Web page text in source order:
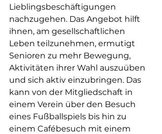
Lieblingsbeschäftigungen
nachzugehen. Das Angebot hilft
ihnen, am gesellschaftlichen
Leben teilzunehmen, ermutigt
Senioren zu mehr Bewegung,
Aktivitäten ihrer Wahl auszuüben
und sich aktiv einzubringen. Das
kann von der Mitgliedschaft in
einem Verein über den Besuch
eines Fußballspiels bis hin zu
einem Cafébesuch mit einem